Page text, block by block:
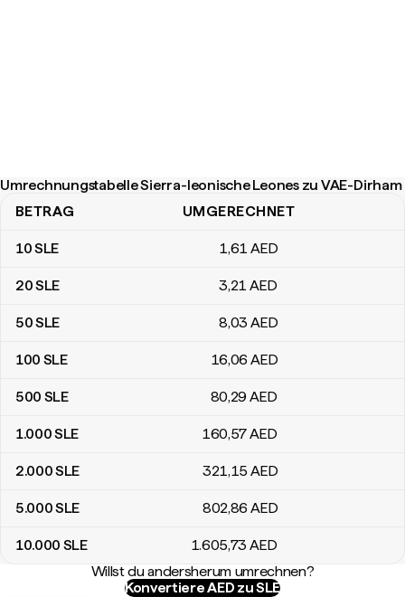
Umrechnungstabelle Sierra-leonische Leones zu VAE-Dirham
Umrechnungstabelle Sierra-leonische Leones zu VAE-Dirham
BETRAG UMGERECHNET
10SLE 1,61 AED
20SLE 3,21 AED
50SLE 8,03 AED
100 SLE 16,06 AED
500 SLE 80,29 AED
1.000SLE 160,57AED
2.000SLE 321,15 AED
5.000SLE 802,86 AED
10.000 SLE 1.605,73 AED
Willst du andersherum umrechnen?
Konvertiere AED zu SLE